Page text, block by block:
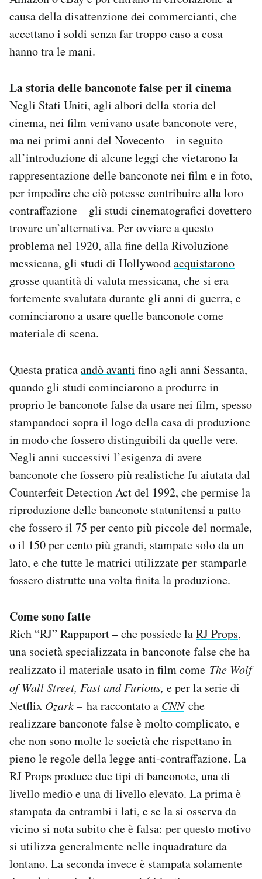
causa della disattenzione dei commercianti, che
accettano i soldi senza far troppo caso a cosa
hanno tra le mani.
La storia delle banconote false per il cinema
Negli Stati Uniti, agli albori della storia del
cinema, nei film venivano usate banconote vere,
ma nei primi anni del Novecento – in seguito
all’introduzione di alcune leggi che vietarono la
rappresentazione delle banconote nei film e in foto,
per impedire che ciò potesse contribuire alla loro
contraffazione – gli studi cinematografici dovettero
trovare un’alternativa. Per ovviare a questo
problema nel 1920, alla fine della Rivoluzione
messicana, gli studi di Hollywoodacquistarono
grosse quantità di valuta messicana, che si era
fortemente svalutata durante gli anni di guerra, e
cominciarono a usare quelle banconote come
materiale di scena.
Questa praticaandò avanti fino agli anni Sessanta,
quando gli studi cominciarono a produrre in
proprio le banconote false da usare nei film, spesso
stampandoci sopra il logo della casa di produzione
in modo che fossero distinguibili da quelle vere.
Negli anni successivi l’esigenza di avere
banconote che fossero più realistiche fu aiutata dal
Counterfeit Detection Act del 1992, che permise la
riproduzione delle banconote statunitensi a patto
che fossero il 75 per cento più piccole del normale,
o il 150 per cento più grandi, stampate solo da un
lato, e che tutte le matrici utilizzate per stamparle
fossero distrutte una volta finita la produzione.
Come sono fatte
Rich “RJ” Rappaport – che possiede laRJ Props,
una società specializzata in banconote false che ha
realizzato il materiale usato in film come The Wolf
of Wall Street, Fast and Furious, e per la serie di
Netflix Ozark – ha raccontato a CNN che
realizzare banconote false è molto complicato, e
che non sono molte le società che rispettano in
pieno le regole della legge anti-contraffazione. La
RJ Props produce due tipi di banconote, una di
livello medio e una di livello elevato. La prima è
stampata da entrambi i lati, e se la si osserva da
vicino si nota subito che è falsa: per questo motivo
si utilizza generalmente nelle inquadrature da
lontano. La seconda invece è stampata solamente